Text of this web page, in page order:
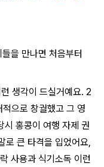
을 만나면 처음부터
생각이 드실거예요. 2
으로 창궐했고 그 영
시 홍콩이 여행 자제 권
로 큰 타격을 입었어요,
사용과 식기소독 이런